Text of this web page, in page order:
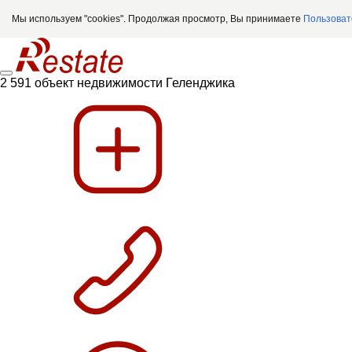
Мы используем "cookies". Продолжая просмотр, Вы принимаете
2 591 объект недвижимости Геленджика